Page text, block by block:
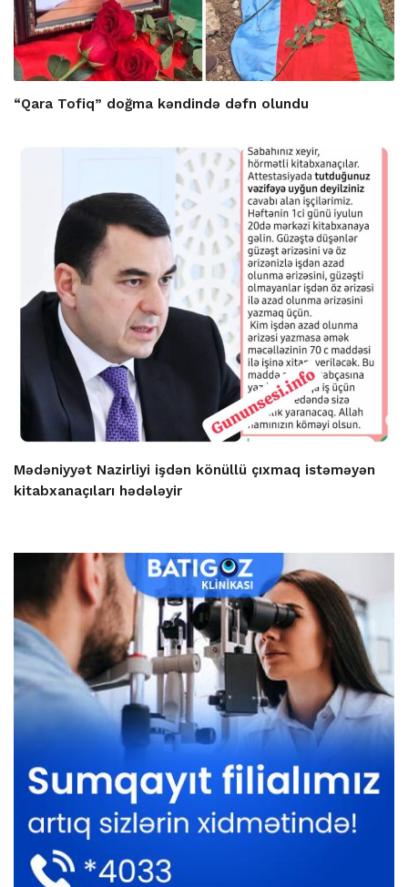
“Qara Tofiq” doğma kəndində dəfn olundu
Mədəniyyət Nazirliyi işdən könüllü çıxmaq istəməyən
kitabxanaçıları hədələyir